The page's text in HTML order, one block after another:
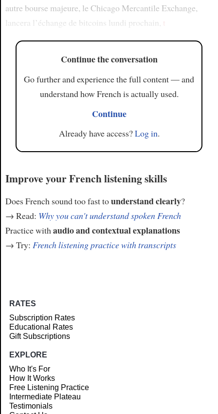
autre bourse majeure, le Chicago Mercantile Exchange,
lancera l’échange de bitcoins lundi prochain,
Continue the conversation
Go further and experience the full content — and
understand how French is actually used.
Continue
Already have access?Log in.
Improve your French listening skills
Does French sound too fast tounderstand clearly?
→ Read: Why you can't understand spoken French
Practice with audio and contextual explanations
→ Try: French listening practice with transcripts
RATES
Subscription Rates
Educational Rates
Gift Subscriptions
EXPLORE
Who It's For
How It Works
Free Listening Practice
Intermediate Plateau
Testimonials